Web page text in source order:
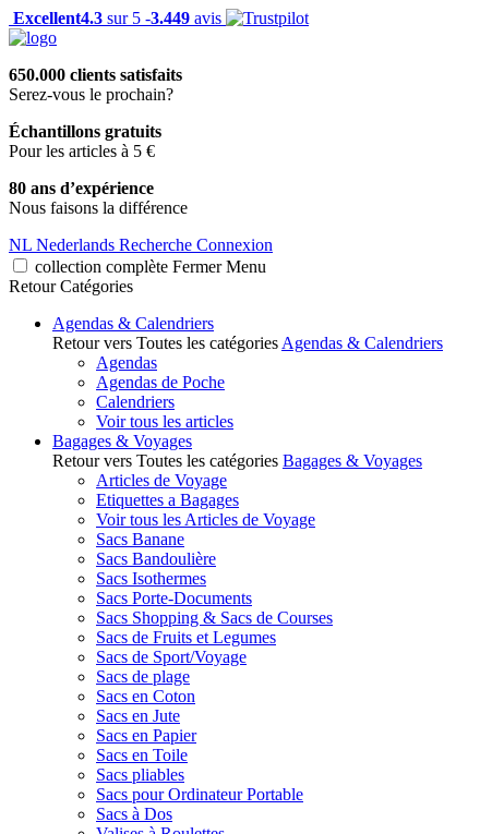
Excellent4.3 sur 5 -3.449 avis
650.000 clients satisfaits
Serez-vous le prochain?
Échantillons gratuits
Pour les articles à 5 €
80 ans d’expérience
Nous faisons la différence
NL Nederlands Recherche Connexion
collection complète Fermer Menu
Retour Catégories
Agendas & Calendriers
Retour vers Toutes les catégories Agendas & Calendriers
Agendas
Agendas de Poche
Calendriers
Voir tous les articles
Bagages & Voyages
Retour vers Toutes les catégories Bagages & Voyages
Articles de Voyage
Etiquettes a Bagages
Voir tous les Articles de Voyage
Sacs Banane
Sacs Bandoulière
Sacs Isothermes
Sacs Porte-Documents
Sacs Shopping & Sacs de Courses
Sacs de Fruits et Legumes
Sacs de Sport/Voyage
Sacs de plage
Sacs en Coton
Sacs en Jute
Sacs en Papier
Sacs en Toile
Sacs pliables
Sacs pour Ordinateur Portable
Sacs à Dos